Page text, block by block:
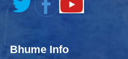
Bhume Info